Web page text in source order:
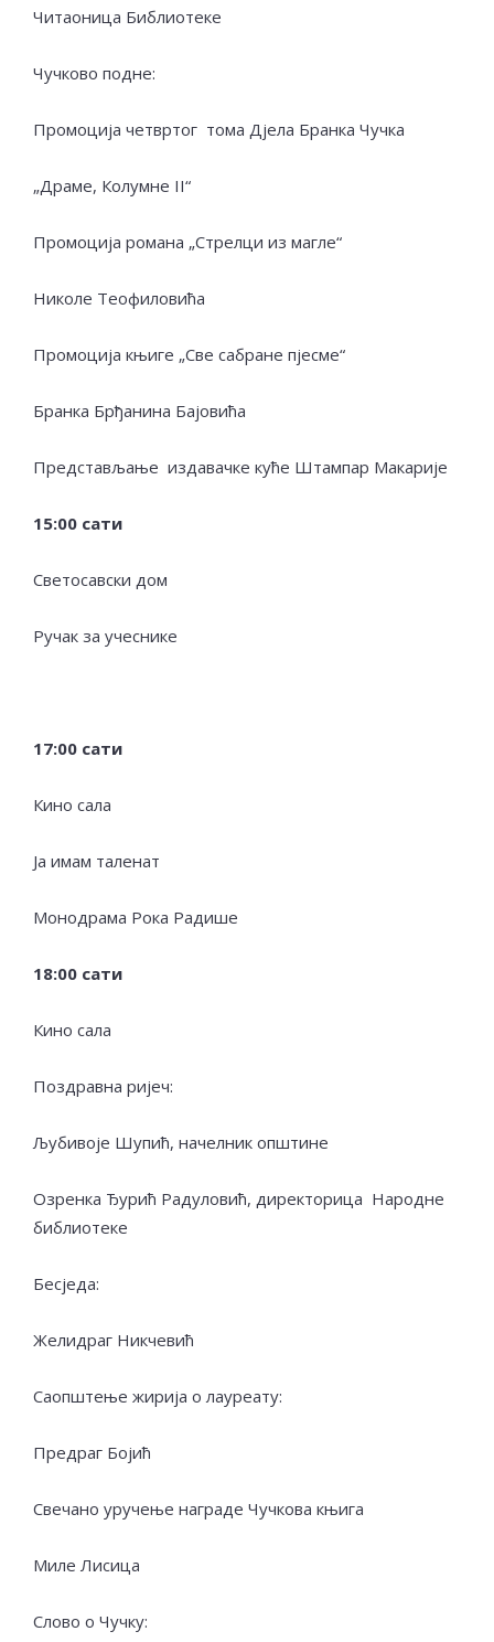
Читаоница Библиотеке
Чучково подне:
Промоција четвртог тома Дјела Бранка Чучка
„Драме, Колумне II“
Промоција романа „Стрелци из магле“
Николе Теофиловића
Промоција књиге „Све сабране пјесме“
Бранка Брђанина Бајовића
Представљање издавачке куће Штампар Макарије
15:00 сати
Светосавски дом
Ручак за учеснике
17:00 сати
Кино сала
Ја имам таленат
Монодрама Рока Радише
18:00 сати
Кино сала
Поздравна ријеч:
Љубивоје Шупић, начелник општине
Озренка Ђурић Радуловић, директорица Народне
библиотеке
Бесједа:
Желидраг Никчевић
Саопштење жирија о лауреату:
Предраг Бојић
Свечано уручење награде Чучкова књига
Миле Лисица
Слово о Чучку: